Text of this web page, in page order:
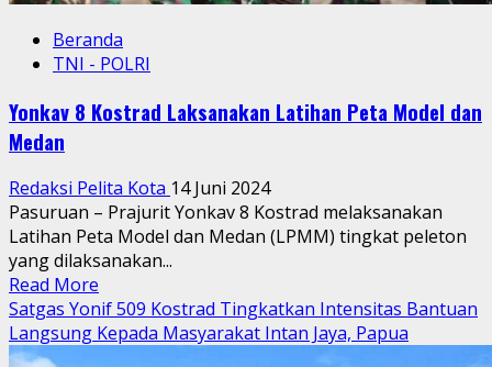
Beranda
TNI - POLRI
Yonkav 8 Kostrad Laksanakan Latihan Peta Model dan
Medan
Redaksi Pelita Kota 14 Juni 2024
Pasuruan – Prajurit Yonkav 8 Kostrad melaksanakan
Latihan Peta Model dan Medan (LPMM) tingkat peleton
yang dilaksanakan...
Read More
more
about
Satgas Yonif 509 Kostrad Tingkatkan Intensitas Bantuan
Langsung Kepada Masyarakat Intan Jaya, Papua